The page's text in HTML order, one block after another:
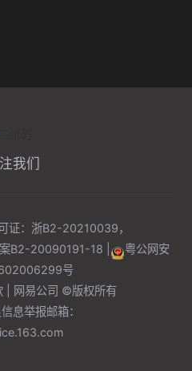
我们
证：浙B2-20210039，
B2-20090191-18
粤公网安
号
| 网易公司 ©版权所有
息举报邮箱：